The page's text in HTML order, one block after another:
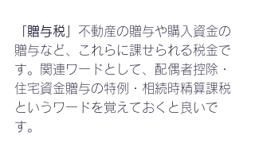
「贈与税」 不動産の贈与や購入資金の
贈与など、これらに課せられる税金で
す。関連ワードとして、配偶者控除・
住宅資金贈与の特例・相続時精算課税
というワードを覚えておくと良いで
す。